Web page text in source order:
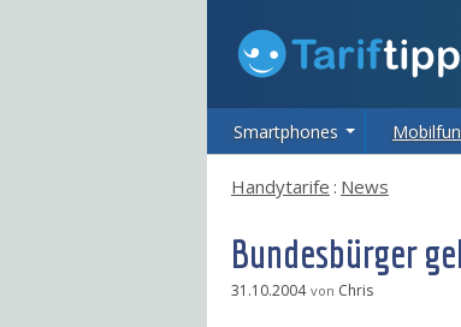
Smartphones
Handytarife : News
Bundesbürger
31.10.2004 von Chris